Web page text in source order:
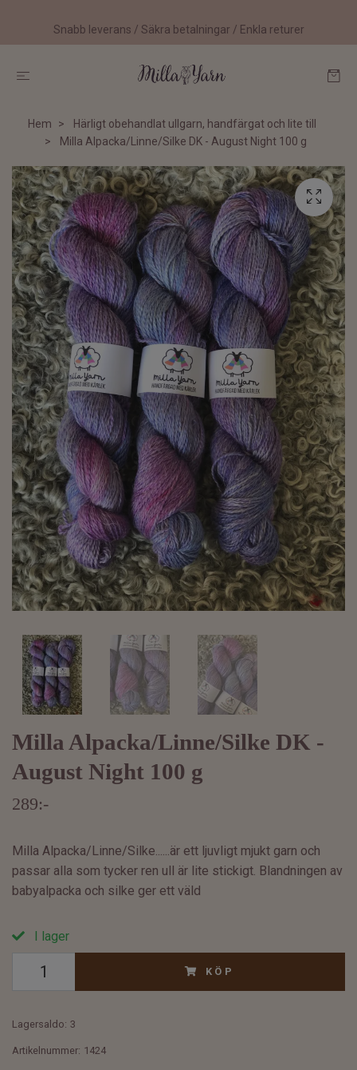
Snabb leverans / Säkra betalningar / Enkla returer
Hem
Härligt obehandlat ullgarn, handfärgat och lite till
Milla Alpacka/Linne/Silke DK - August Night 100 g
Milla Alpacka/Linne/Silke DK -
August Night 100 g
289:-
Milla Alpacka/Linne/Silke......är ett ljuvligt mjukt garn och
passar alla som tycker ren ull är lite stickigt. Blandningen av
babyalpacka och silke ger ett väld
I lager
KÖP
Lagersaldo: 3
Artikelnummer: 1424